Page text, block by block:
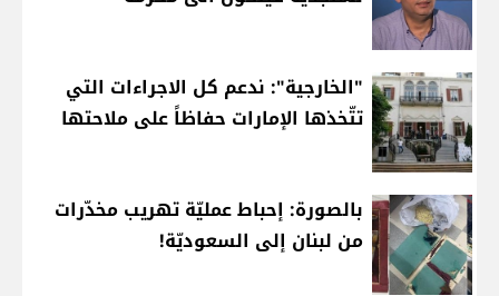
"الخارجية": ندعم كل الاجراءات التي
تتّخذها الإمارات حفاظاً على ملاحتها
بالصورة: إحباط عمليّة تهريب مخدّرات
من لبنان إلى السعوديّة!